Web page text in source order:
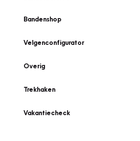
Bandenshop
Velgenconfigurator
Overig
Trekhaken
Vakantiecheck